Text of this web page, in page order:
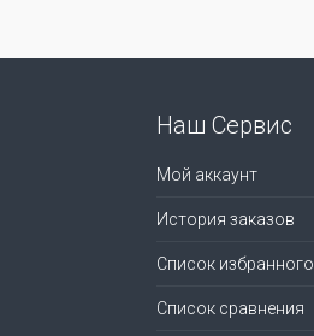
Наш Сервис
Мой аккаунт
История заказов
Список избранного
Список сравнения